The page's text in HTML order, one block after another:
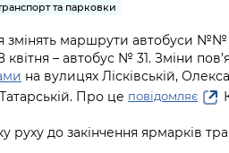
та розпорядження
розпоряджень, що
Лікарні
Освіта
заклади
Дороги,
та парковки
змінять маршрути автобуси
квітня – автобус № 31. Зміни
на вулицях Лісківській,
Про це повідомляє
руху до закінчення ярмарків